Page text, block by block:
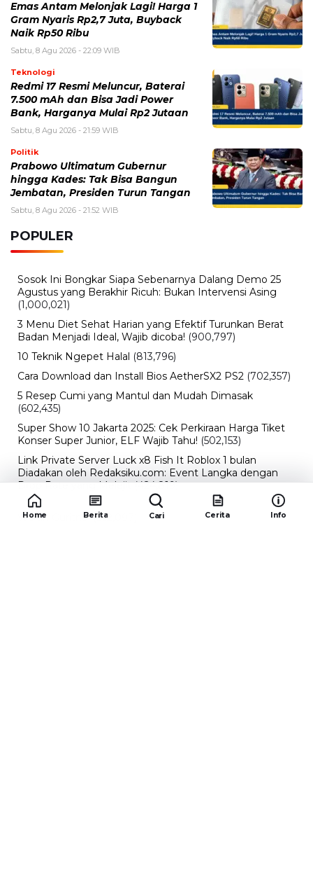
Emas Antam Melonjak Lagi! Harga 1
Gram Nyaris Rp2,7 Juta, Buyback
Naik Rp50 Ribu
Sabtu, 8 Agu 2026 - 22:09 WIB
Teknologi
Redmi 17 Resmi Meluncur, Baterai
7.500 mAh dan Bisa Jadi Power
Bank, Harganya Mulai Rp2 Jutaan
Sabtu, 8 Agu 2026 - 21:59 WIB
Politik
Prabowo Ultimatum Gubernur
hingga Kades: Tak Bisa Bangun
Jembatan, Presiden Turun Tangan
Sabtu, 8 Agu 2026 - 21:52 WIB
POPULER
Sosok Ini Bongkar Siapa Sebenarnya Dalang Demo 25
Agustus yang Berakhir Ricuh: Bukan Intervensi Asing
(1,000,021)
3 Menu Diet Sehat Harian yang Efektif Turunkan Berat
Badan Menjadi Ideal, Wajib dicoba! (900,797)
10 Teknik Ngepet Halal (813,796)
Cara Download dan Install Bios AetherSX2 PS2 (702,357)
5 Resep Cumi yang Mantul dan Mudah Dimasak
(602,435)
Super Show 10 Jakarta 2025: Cek Perkiraan Harga Tiket
Konser Super Junior, ELF Wajib Tahu! (502,153)
Link Private Server Luck x8 Fish It Roblox 1 bulan
Diadakan oleh Redaksiku.com: Event Langka dengan
Drop Rate yang Melejit (424,819)
10 Film Indonesia Tayang November 2024, Ada Film
Wulan Guritno! (352,097)
Home Berita Cari Cerita Info